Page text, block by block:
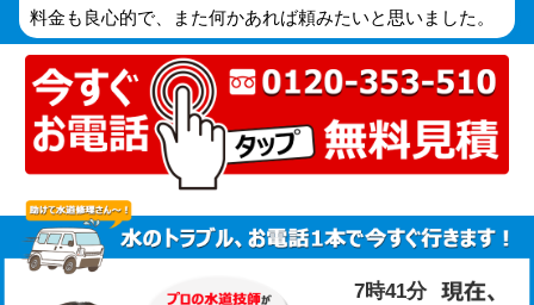
料金も良心的で、また何かあれば頼みたいと思いました。
7時41分